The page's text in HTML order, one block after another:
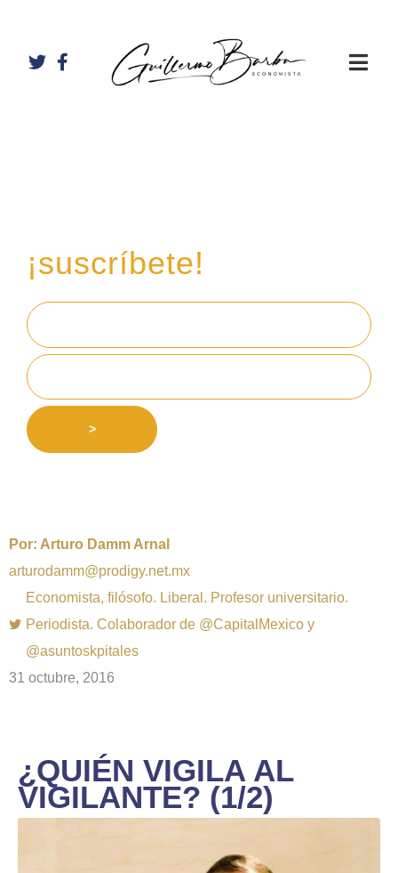
¡suscríbete!
>
Por: Arturo Damm Arnal
arturodamm@prodigy.net.mx
Economista, filósofo. Liberal. Profesor universitario.
Periodista. Colaborador de @CapitalMexico y
@asuntoskpitales
31 octubre, 2016
¿QUIÉN VIGILA AL
VIGILANTE? (1/2)